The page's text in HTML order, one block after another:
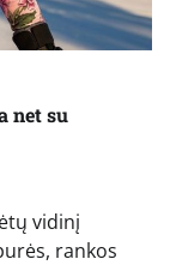
net su
vidinį
rankos